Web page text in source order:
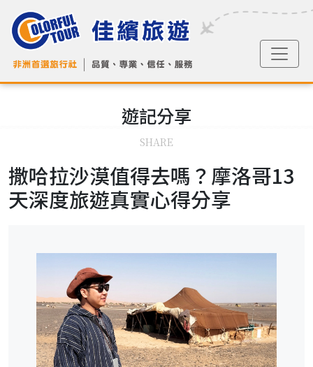
遊記分享
SHARE
撒哈拉沙漠值得去嗎？摩洛哥13
天深度旅遊真實心得分享